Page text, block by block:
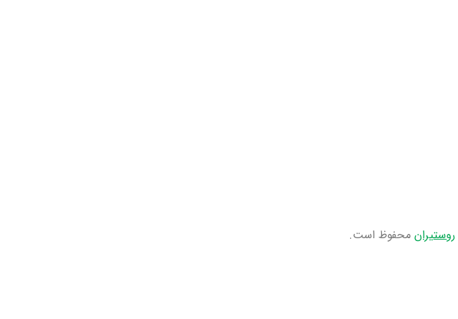
روستیران محفوظ است.